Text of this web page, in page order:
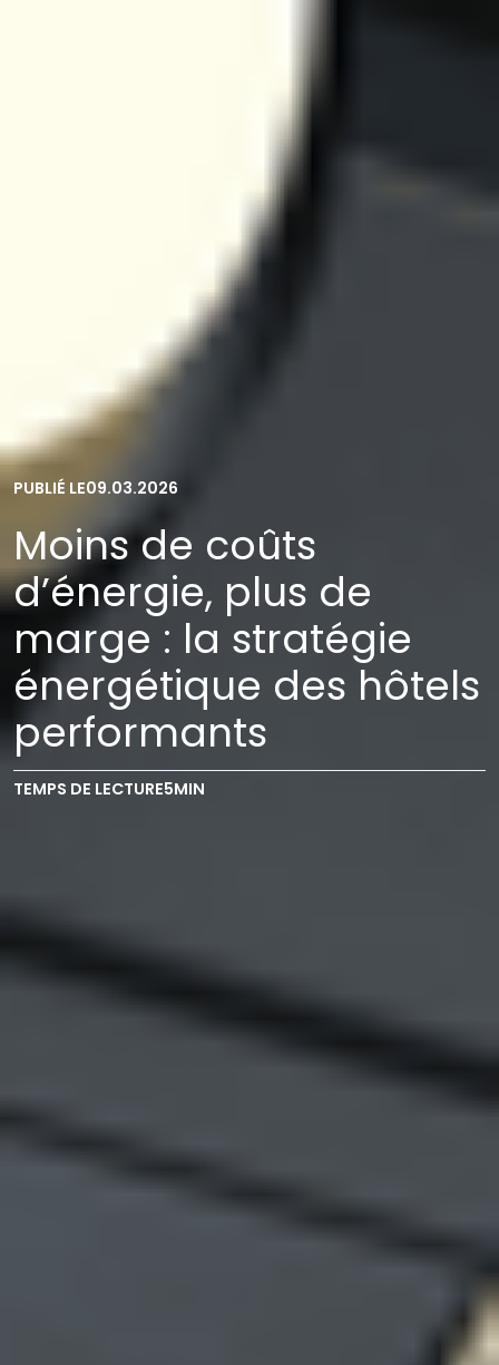
PUBLIÉ LE09.03.2026
Moins de coûts
d’énergie, plus de
marge : la stratégie
énergétique des hôtels
performants
TEMPS DE LECTURE5MIN